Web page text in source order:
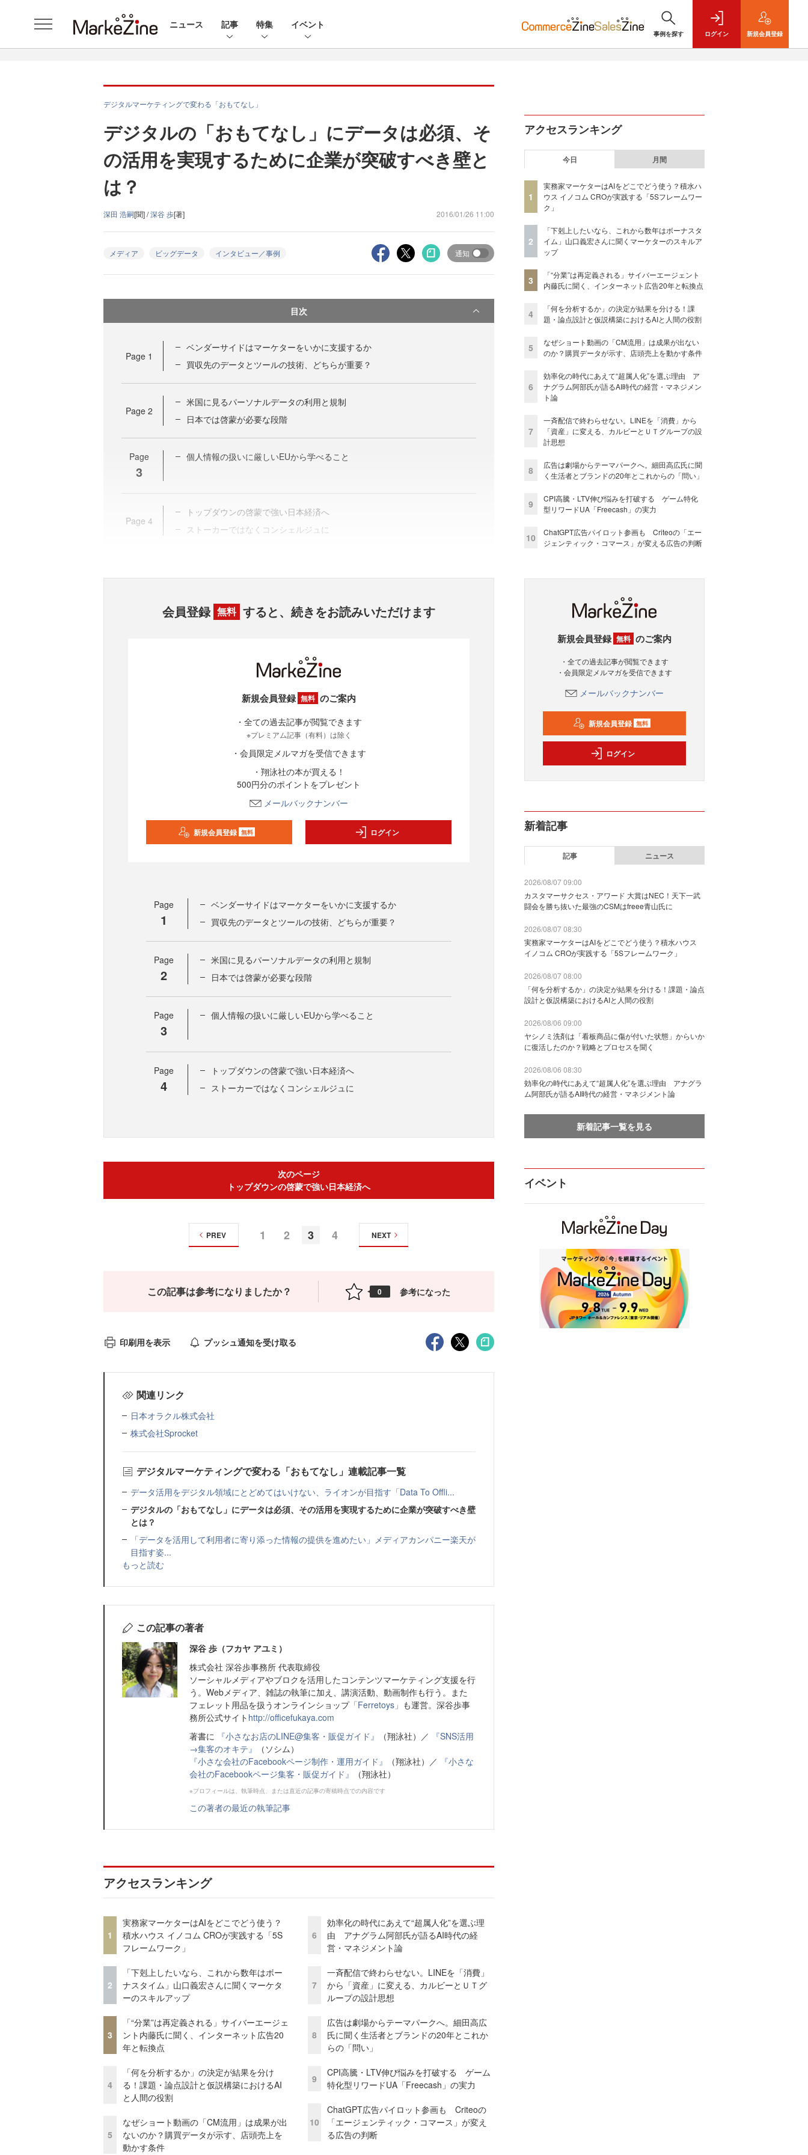
ニュース 記事 特集 イベント
事例を探す ログイン 新規会員登録
デジタルマーケティングで変わる「おもてなし」
デジタルの「おもてなし」にデータは必須、そ
の活用を実現するために企業が突破すべき壁と
は？
深田 浩嗣[聞] /深谷 歩[著] 2016/01/26 11:00
メディア ビッグデータ インタビュー／事例 通知
目次
Page 1
ベンダーサイドはマーケターをいかに支援するか
買収先のデータとツールの技術、どちらが重要？
Page 2
米国に見るパーソナルデータの利用と規制
日本では啓蒙が必要な段階
Page
3
個人情報の扱いに厳しいEUから学べること
Page 4
トップダウンの啓蒙で強い日本経済へ
ストーカーではなくコンシェルジュに
会員登録 無料 すると、続きをお読みいただけます
新規会員登録 無料 のご案内
・全ての過去記事が閲覧できます
※プレミアム記事（有料）は除く
・会員限定メルマガを受信できます
・翔泳社の本が買える！
500円分のポイントをプレゼント
メールバックナンバー
新規会員登録 無料 ログイン
Page
1
ベンダーサイドはマーケターをいかに支援するか
買収先のデータとツールの技術、どちらが重要？
Page
2
米国に見るパーソナルデータの利用と規制
日本では啓蒙が必要な段階
Page
3
個人情報の扱いに厳しいEUから学べること
Page
4
トップダウンの啓蒙で強い日本経済へ
ストーカーではなくコンシェルジュに
次のページ
トップダウンの啓蒙で強い日本経済へ
1 2 3 4
PREV NEXT
この記事は参考になりましたか？ 0 参考になった
印刷用を表示 プッシュ通知を受け取る
関連リンク
日本オラクル株式会社
株式会社Sprocket
デジタルマーケティングで変わる「おもてなし」連載記事一覧
データ活用をデジタル領域にとどめてはいけない、ライオンが目指す「Data To Offli...
デジタルの「おもてなし」にデータは必須、その活用を実現するために企業が突破すべき壁
とは？
「データを活用して利用者に寄り添った情報の提供を進めたい」メディアカンパニー楽天が
目指す姿...
もっと読む
この記事の著者
深谷 歩（フカヤ アユミ）
株式会社 深谷歩事務所 代表取締役
ソーシャルメディアやブロクを活用したコンテンツマーケティング支援を行
う。Webメディア、雑誌の執筆に加え、講演活動、動画制作も行う。また
フェレット用品を扱うオンラインショップ「Ferretoys」 も運営。深谷歩事
務所公式サイト http://officefukaya.com
著書に
『小さなお店のLINE@集客・販促ガイド』 （翔泳社）／
『SNS活用
→集客のオキテ』
（ソシム）
『小さな会社のFacebookページ制作・運用ガイド』
（翔泳社）／
『小さな
会社のFacebookページ集客・販促ガイド』
（翔泳社）
※プロフィールは、執筆時点、または直近の記事の寄稿時点での内容です
この著者の最近の執筆記事
アクセスランキング
1
実務家マーケターはAIをどこでどう使う？
積水ハウス イノコム CROが実践する「5S
フレームワーク」
2
「下剋上したいなら、これから数年はボー
ナスタイム」山口義宏さんに聞くマーケタ
ーのスキルアップ
3
「“分業”は再定義される」サイバーエージェ
ント内藤氏に聞く、インターネット広告20
年と転換点
4
「何を分析するか」の決定が結果を分け
る！課題・論点設計と仮説構築におけるAI
と人間の役割
5
なぜショート動画の「CM流用」は成果が出
ないのか？購買データが示す、店頭売上を
動かす条件
6
効率化の時代にあえて“超属人化”を選ぶ理
由 アナグラム阿部氏が語るAI時代の経
営・マネジメント論
7
一斉配信で終わらせない。LINEを「消費」
から「資産」に変える、カルビーとＵＴグ
ループの設計思想
8
広告は劇場からテーマパークへ。細田高広
氏に聞く生活者とブランドの20年とこれか
らの「問い」
9
CPI高騰・LTV伸び悩みを打破する ゲーム
特化型リワードUA「Freecash」の実力
10
ChatGPT広告パイロット参画も Criteoの
「エージェンティック・コマース」が変え
る広告の判断
アクセスランキング
今日 月間
1
実務家マーケターはAIをどこでどう使う？積水ハ
ウス イノコム CROが実践する「5Sフレームワー
ク」
2
「下剋上したいなら、これから数年はボーナスタ
イム」山口義宏さんに聞くマーケターのスキルア
ップ
3
「“分業”は再定義される」サイバーエージェント
内藤氏に聞く、インターネット広告20年と転換点
4
「何を分析するか」の決定が結果を分ける！課
題・論点設計と仮説構築におけるAIと人間の役割
5
なぜショート動画の「CM流用」は成果が出ない
のか？購買データが示す、店頭売上を動かす条件
6
効率化の時代にあえて“超属人化”を選ぶ理由 ア
ナグラム阿部氏が語るAI時代の経営・マネジメン
ト論
7
一斉配信で終わらせない。LINEを「消費」から
「資産」に変える、カルビーとＵＴグループの設
計思想
8
広告は劇場からテーマパークへ。細田高広氏に聞
く生活者とブランドの20年とこれからの「問い」
9
CPI高騰・LTV伸び悩みを打破する ゲーム特化
型リワードUA「Freecash」の実力
10
ChatGPT広告パイロット参画も Criteoの「エー
ジェンティック・コマース」が変える広告の判断
新規会員登録 無料 のご案内
・全ての過去記事が閲覧できます
・会員限定メルマガを受信できます
メールバックナンバー
新規会員登録 無料
ログイン
新着記事
記事 ニュース
2026/08/07 09:00
カスタマーサクセス・アワード 大賞はNEC！天下一武
闘会を勝ち抜いた最強のCSMはfreee青山氏に
2026/08/07 08:30
実務家マーケターはAIをどこでどう使う？積水ハウス
イノコム CROが実践する「5Sフレームワーク」
2026/08/07 08:00
「何を分析するか」の決定が結果を分ける！課題・論点
設計と仮説構築におけるAIと人間の役割
2026/08/06 09:00
ヤシノミ洗剤は「看板商品に傷が付いた状態」からいか
に復活したのか？戦略とプロセスを聞く
2026/08/06 08:30
効率化の時代にあえて“超属人化”を選ぶ理由 アナグラ
ム阿部氏が語るAI時代の経営・マネジメント論
新着記事一覧を見る
イベント